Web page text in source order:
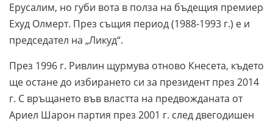
Ерусалим, но губи вота в полза на бъдещия премиер
Ехуд Олмерт. През същия период (1988-1993 г.) е и
председател на „Ликуд“.
През 1996 г. Ривлин щурмува отново Кнесета, където
ще остане до избирането си за президент през 2014
г. С връщането във властта на предвожданата от
Ариел Шарон партия през 2001 г. след двегодишен